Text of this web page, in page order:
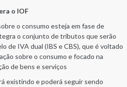
o IOF
o consumo esteja em fase de
o conjunto de tributos que serão
de IVA dual (IBS e CBS), que é voltado
sobre o consumo e focado na
de bens e serviços
existindo e poderá seguir sendo